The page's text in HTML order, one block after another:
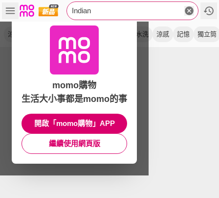
Indian
涼被 可水洗 涼感 記憶 獨立筒
momo購物
生活大小事都是momo的事
開啟「momo購物」APP
繼續使用網頁版